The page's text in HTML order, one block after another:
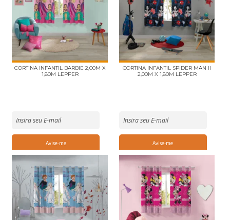
CORTINA INFANTIL BARBIE 2,00M X
1,80M LEPPER
CORTINA INFANTIL SPIDER MAN II
2,00M X 1,80M LEPPER